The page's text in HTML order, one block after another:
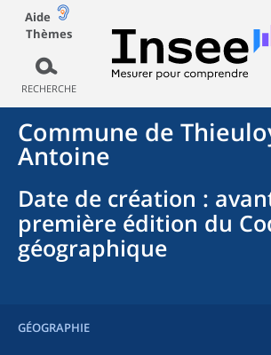
Aide
Thèmes
RECHERCHE
Commune de
Antoine
Date de création :
première édition du
géographique
GÉOGRAPHIE